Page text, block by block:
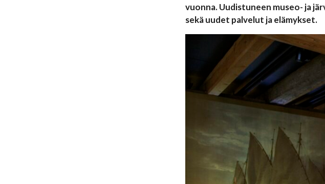
vuonna. Uudistuneen museo- ja
sekä uudet palvelut ja elämykset.